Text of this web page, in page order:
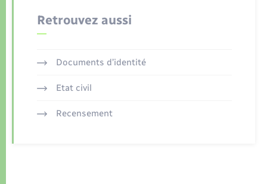
Retrouvez aussi
Documents d’identité
Etat civil
Recensement